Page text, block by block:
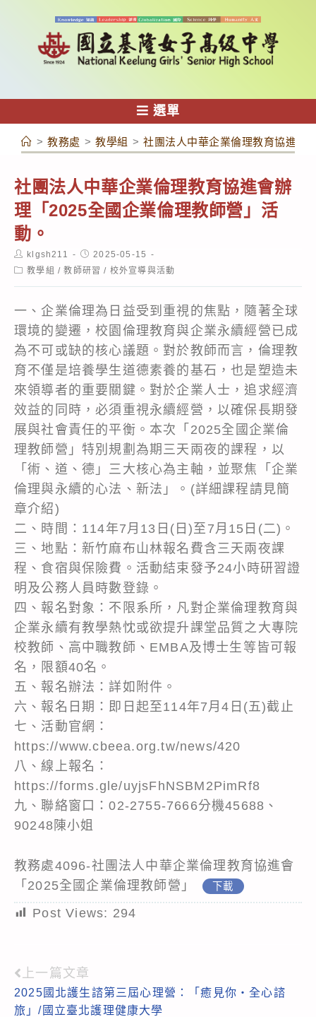
容
選單
> 教務處 > 教學組 > 社團法人中華企業倫理教育協進會
社團法人中華企業倫理教育協進會辦
理「2025全國企業倫理教師營」活
動。
Post
author:
klgsh211
Post
published:
2025-05-15
Post教學組 / 教師研習 / 校外宣導與活動
一、企業倫理為日益受到重視的焦點，隨著全球
環境的變遷，校園倫理教育與企業永續經營已成
為不可或缺的核心議題。對於教師而言，倫理教
育不僅是培養學生道德素養的基石，也是塑造未
來領導者的重要關鍵。對於企業人士，追求經濟
效益的同時，必須重視永續經營，以確保長期發
展與社會責任的平衡。本次「2025全國企業倫
理教師營」特別規劃為期三天兩夜的課程，以
「術、道、德」三大核心為主軸，並聚焦「企業
倫理與永續的心法、新法」。(詳細課程請見簡
章介紹)
二、時間：114年7月13日(日)至7月15日(二)。
三、地點：新竹麻布山林報名費含三天兩夜課
程、食宿與保險費。活動結束發予24小時研習證
明及公務人員時數登錄。
四、報名對象：不限系所，凡對企業倫理教育與
企業永續有教學熱忱或欲提升課堂品質之大專院
校教師、高中職教師、EMBA及博士生等皆可報
名，限額40名。
五、報名辦法：詳如附件。
六、報名日期：即日起至114年7月4日(五)截止
七、活動官網：
https://www.cbeea.org.tw/news/420
八、線上報名：
https://forms.gle/uyjsFhNSBM2PimRf8
九、聯絡窗口：02-2755-7666分機45688、
90248陳小姐
教務處4096-社團法人中華企業倫理教育協進會
「2025全國企業倫理教師營」
下載
Post Views: 294
Read
more
上一篇文章
2025國北護生諮第三屆心理營：「癒見你‧全心諮
旅」/國立臺北護理健康大學